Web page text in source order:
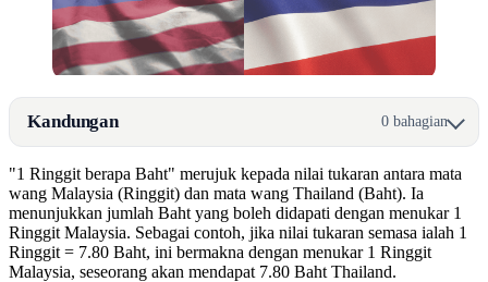
Kandungan 0 bahagian
"1 Ringgit berapa Baht" merujuk kepada nilai tukaran antara mata
wang Malaysia (Ringgit) dan mata wang Thailand (Baht). Ia
menunjukkan jumlah Baht yang boleh didapati dengan menukar 1
Ringgit Malaysia. Sebagai contoh, jika nilai tukaran semasa ialah 1
Ringgit = 7.80 Baht, ini bermakna dengan menukar 1 Ringgit
Malaysia, seseorang akan mendapat 7.80 Baht Thailand.